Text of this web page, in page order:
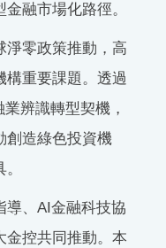
融市場化路徑。
淨零政策推動，高
構重要課題。透過
辨識轉型契機，
創造綠色投資機
導、AI金融科技協
金控共同推動。本